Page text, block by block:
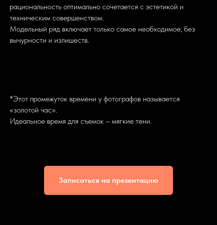
рациональность оптимально сочетается с эстетикой и
техническим совершенством.
Модельный ряд включает только самое необходимое, без
вычурности и излишеств.
*Этот промежуток времени у фотографов называется
«золотой час».
Идеальное время для съемок – мягкие тени.
Записаться на презентацию